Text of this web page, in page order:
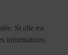
Si elle est
informations